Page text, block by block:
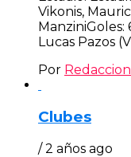
Vikonis,
ManziniGoles:
Lucas Pazos
Por Redaccion
Clubes
/ 2 años ago